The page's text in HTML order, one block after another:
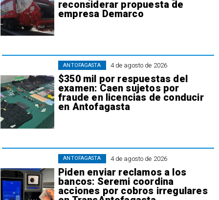
reconsiderar propuesta de
empresa Demarco
4 de agosto de 2026
$350 mil por respuestas del
examen: Caen sujetos por
fraude en licencias de conducir
en Antofagasta
ANTOFAGASTA
4 de agosto de 2026
Piden enviar reclamos a los
bancos: Seremi coordina
acciones por cobros irregulares
ANTOFAGASTA